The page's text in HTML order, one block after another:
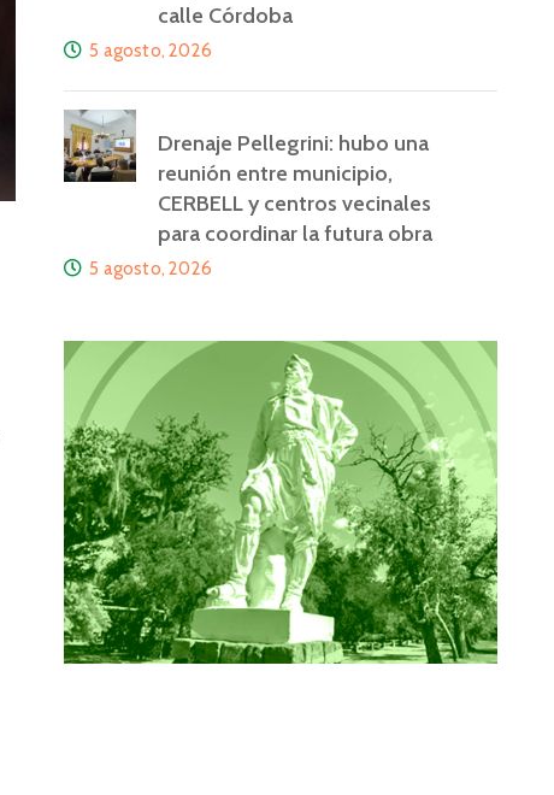
calle Córdoba
5 agosto, 2026
Drenaje Pellegrini: hubo una
reunión entre municipio,
CERBELL y centros vecinales
para coordinar la futura obra
5 agosto, 2026